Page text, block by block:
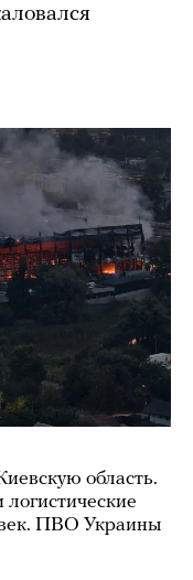
область.
ПВО Украины